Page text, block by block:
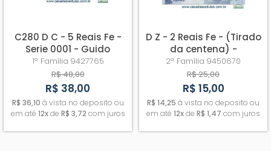
C280 D C - 5 Reais Fe -
Serie 0001 - Guido
Mantega - Alexandre
Tombini
1ª Família 9427765
R$ 48,00
R$ 38,00
R$ 36,10 à vista no deposito ou
em até 12xde R$ 3,72 com juros
D Z - 2 Reais Fe - (Tirado
da centena) -
Produzida na Suécia
2ª Família 9450670
R$ 25,00
R$ 15,00
R$ 14,25 à vista no deposito ou
em até 12xde R$ 1,47 com juros